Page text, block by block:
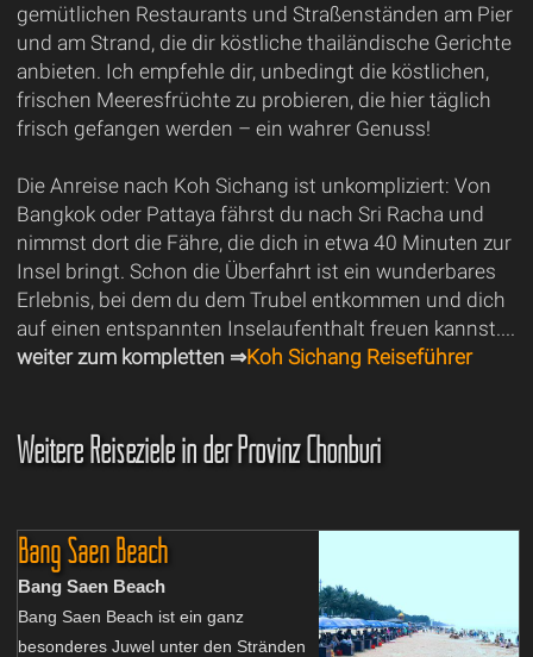
gemütlichen Restaurants und Straßenständen am Pier
und am Strand, die dir köstliche thailändische Gerichte
anbieten. Ich empfehle dir, unbedingt die köstlichen,
frischen Meeresfrüchte zu probieren, die hier täglich
frisch gefangen werden – ein wahrer Genuss!
Die Anreise nach Koh Sichang ist unkompliziert: Von
Bangkok oder Pattaya fährst du nach Sri Racha und
nimmst dort die Fähre, die dich in etwa 40 Minuten zur
Insel bringt. Schon die Überfahrt ist ein wunderbares
Erlebnis, bei dem du dem Trubel entkommen und dich
auf einen entspannten Inselaufenthalt freuen kannst....
weiter zum kompletten ⇒Koh Sichang Reiseführer
Weitere Reiseziele in der Provinz Chonburi
Bang Saen Beach
Bang Saen Beach
Bang Saen Beach ist ein ganz
besonderes Juwel unter den Stränden